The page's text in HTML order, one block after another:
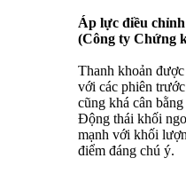
Áp lực điều
(Công ty Chứng
Thanh khoản
với các phiên
cũng khá cân
Động thái khối
mạnh với khối
điểm đáng chú ý.